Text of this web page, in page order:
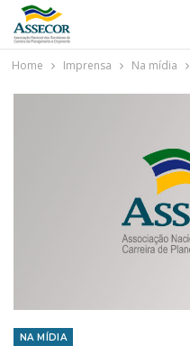
Home Imprensa Na mídia
NA MÍDIA